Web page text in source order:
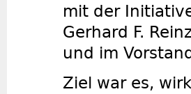
mit der
Gerhard F.
und im
Ziel war es,